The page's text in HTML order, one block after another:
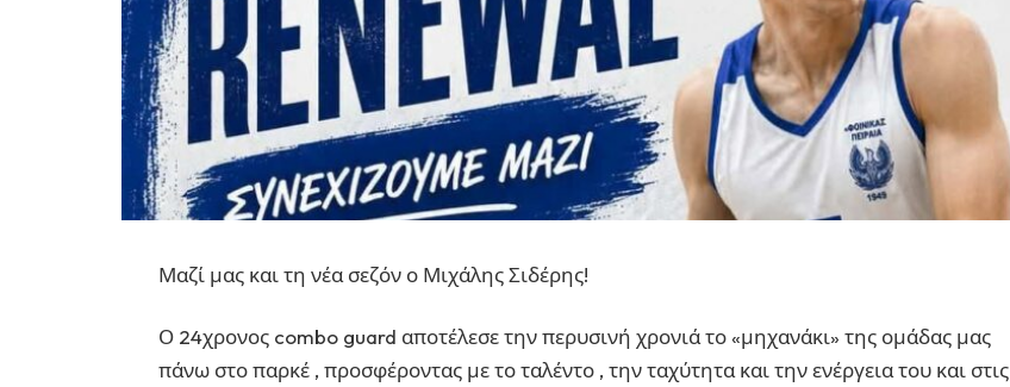
Μαζί μας και τη νέα σεζόν ο Μιχάλης Σιδέρης!
Ο 24χρονος combo guard αποτέλεσε την περυσινή χρονιά το «μηχανάκι» της ομάδας μας
πάνω στο παρκέ , προσφέροντας με το ταλέντο , την ταχύτητα και την ενέργεια του και στις